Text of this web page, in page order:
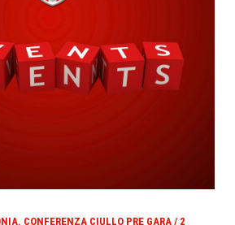
CONFERENZA CIULLO PRE GARA / 2